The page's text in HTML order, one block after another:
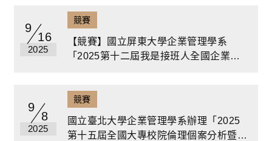
2025
9
16
競賽
【競賽】國立屏東大學企業管理學系
「2025第十二屆我是接班人全國企業創
2025
9
8
競賽
國立臺北大學企業管理學系辦理「2025
第十五屆全國大專校院倫理個案分析暨微